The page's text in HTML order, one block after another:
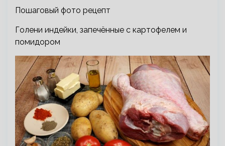
Пошаговый фото рецепт
Голени индейки, запечённые с картофелем и
помидором